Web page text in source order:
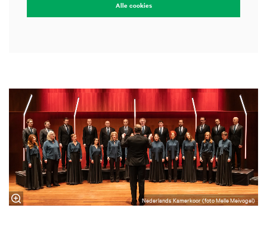
Alle cookies
Nederlands Kamerkoor (foto Melle Meivogel)